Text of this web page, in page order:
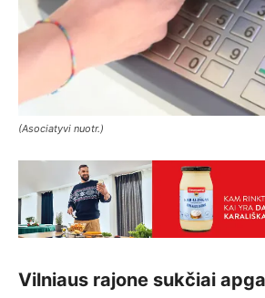
(Asociatyvi nuotr.)
Vilniaus rajone sukčiai